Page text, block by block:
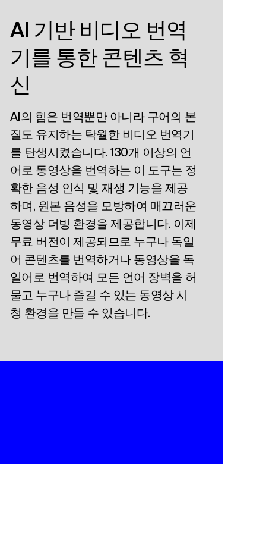
AI 기반 비디오 번역
기를 통한 콘텐츠 혁
신
AI의 힘은 번역뿐만 아니라 구어의 본
질도 유지하는 탁월한 비디오 번역기
를 탄생시켰습니다. 130개 이상의 언
어로 동영상을 번역하는 이 도구는 정
확한 음성 인식 및 재생 기능을 제공
하며, 원본 음성을 모방하여 매끄러운
동영상 더빙 환경을 제공합니다. 이제
무료 버전이 제공되므로 누구나 독일
어 콘텐츠를 번역하거나 동영상을 독
일어로 번역하여 모든 언어 장벽을 허
물고 누구나 즐길 수 있는 동영상 시
청 환경을 만들 수 있습니다.